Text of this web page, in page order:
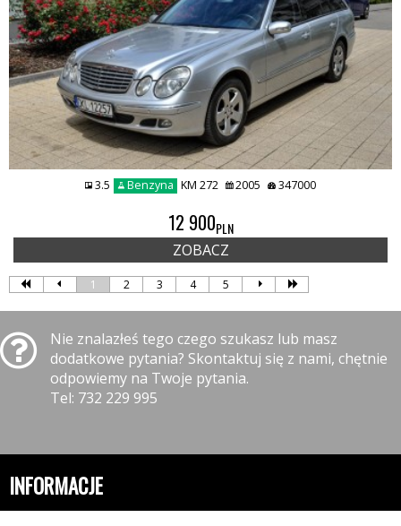
3.5 Benzyna KM 272 2005 347000
12 900PLN
ZOBACZ
1 2 3 4 5
Nie znalazłeś tego czego szukasz lub masz
dodatkowe pytania? Skontaktuj się z nami, chętnie
odpowiemy na Twoje pytania.
Tel: 732 229 995
INFORMACJE